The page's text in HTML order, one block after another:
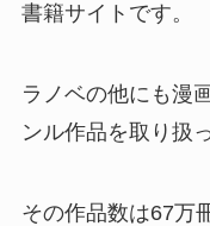
書籍サイトです。
ラノベの他にも漫
ンル作品を取り扱
その作品数は67万